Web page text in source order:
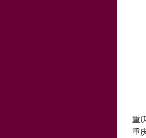
重
重